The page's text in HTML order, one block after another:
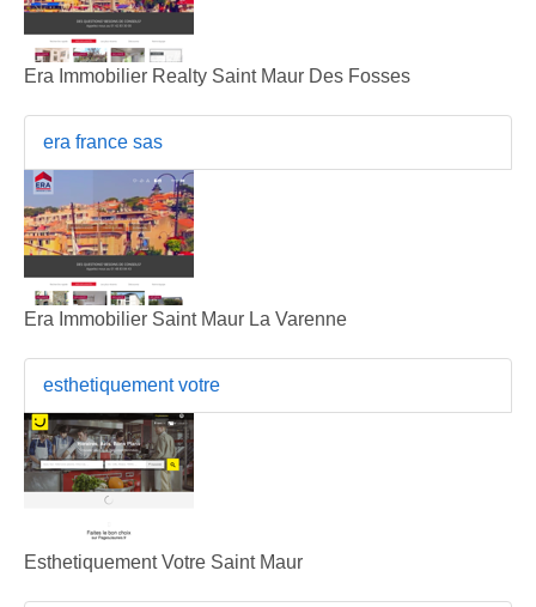
Era Immobilier Realty Saint Maur Des Fosses
era france sas
Era Immobilier Saint Maur La Varenne
esthetiquement votre
Esthetiquement Votre Saint Maur